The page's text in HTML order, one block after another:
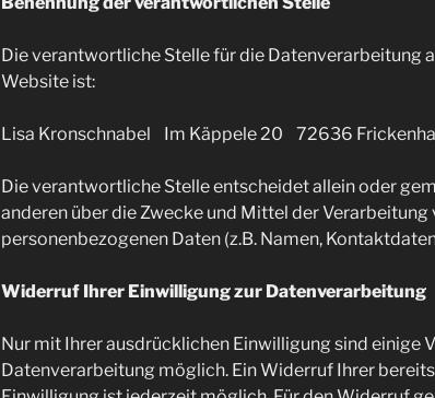
Die verantwortliche Stelle für die Datenverarbeitung
Website ist:
Lisa Kronschnabel Im Käppele 20 72636
Die verantwortliche Stelle entscheidet allein oder
anderen über die Zwecke und Mittel der Verarbeitung
personenbezogenen Daten (z.B. Namen,
Widerruf Ihrer Einwilligung zur Datenverarbeitung
Nur mit Ihrer ausdrücklichen Einwilligung sind einige
Datenverarbeitung möglich. Ein Widerruf Ihrer